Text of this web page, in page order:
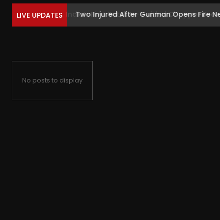
LIVE UPDATES Two Injured After Gunman Opens Fire
No posts to display